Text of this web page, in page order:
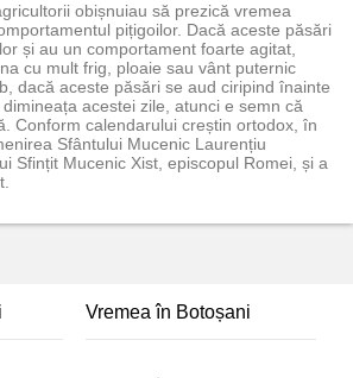
obișnuiau să prezică vremea
pițigoilor. Dacă aceste păsări
și au un comportament foarte agitat,
cu mult frig, ploaie sau vânt puternic
dacă aceste păsări se aud ciripind înainte
acestei zile, atunci e semn că
Conform calendarului creștin ortodox, în
Sfântului Mucenic Laurențiu
Sfințit Mucenic Xist, episcopul Romei, și a
Vremea în Botoșani